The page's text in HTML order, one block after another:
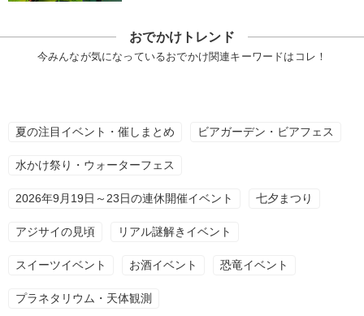
おでかけトレンド
今みんなが気になっているおでかけ関連キーワードはコレ！
夏の注目イベント・催しまとめ ビアガーデン・ビアフェス
水かけ祭り・ウォーターフェス
2026年9月19日～23日の連休開催イベント 七夕まつり
アジサイの見頃 リアル謎解きイベント
スイーツイベント お酒イベント 恐竜イベント
プラネタリウム・天体観測